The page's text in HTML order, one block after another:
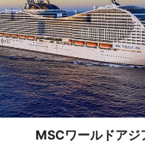
MSCワールドアジ